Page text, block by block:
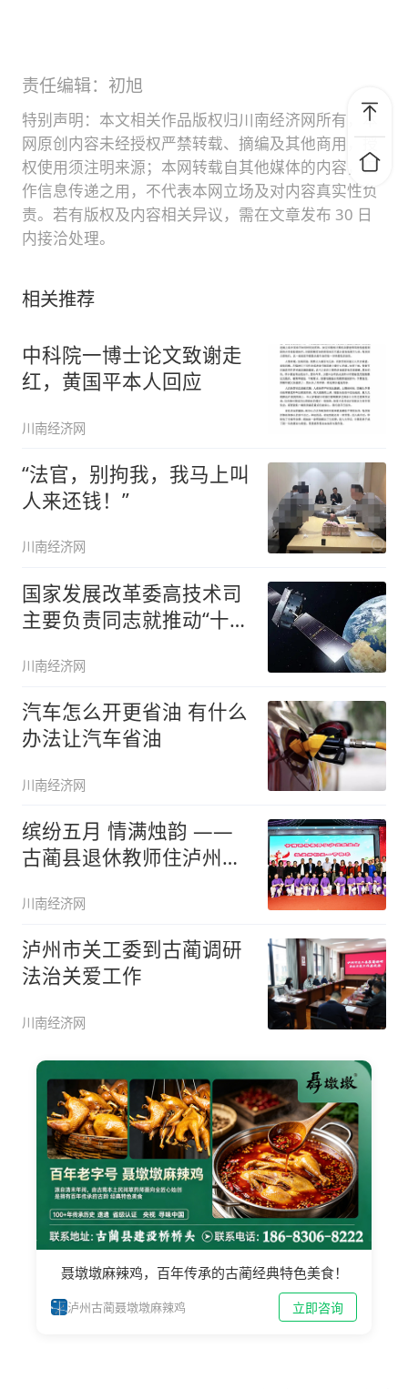
责任编辑：初旭
特别声明：本文相关作品版权归川南经济网所有，本
网原创内容未经授权严禁转载、摘编及其他商用，授
权使用须注明来源；本网转载自其他媒体的内容，仅
作信息传递之用，不代表本网立场及对内容真实性负
责。若有版权及内容相关异议，需在文章发布 30 日
内接洽处理。
相关推荐
中科院一博士论文致谢走
红，黄国平本人回应
川南经济网
“法官，别拘我，我马上叫
人来还钱！”
川南经济网
国家发展改革委高技术司
主要负责同志就推动“十四
川南经济网
汽车怎么开更省油 有什么
办法让汽车省油
川南经济网
缤纷五月 情满烛韵 ——
古蔺县退休教师住泸州联
川南经济网
泸州市关工委到古蔺调研
法治关爱工作
川南经济网
聂墩墩麻辣鸡，百年传承的古蔺经典特色美食！
泸州古蔺聂墩墩麻辣鸡 立即咨询